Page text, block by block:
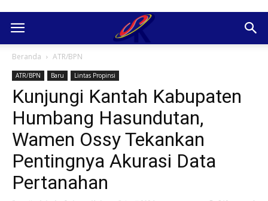
Beranda ATR/BPN
ATR/BPN Baru Lintas Propinsi
Kunjungi Kantah Kabupaten
Humbang Hasundutan,
Wamen Ossy Tekankan
Pentingnya Akurasi Data
Pertanahan